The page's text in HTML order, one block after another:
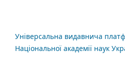
Універсальна видавнича
Національної академії наук